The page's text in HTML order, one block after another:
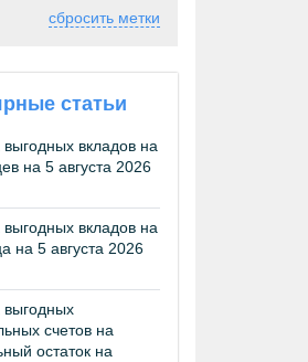
сбросить метки
статьи
вкладов на
на 5 августа 2026
вкладов на
на 5 августа 2026
выгодных
счетов на
остаток на